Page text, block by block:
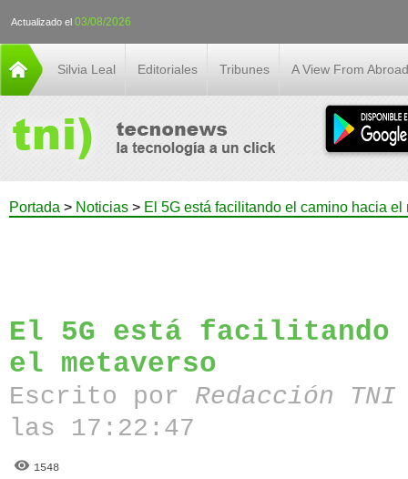
Actualizado el 03/08/2026
Silvia Leal Editoriales Tribunes A View From Abroad
Portada > Noticias > El 5G está facilitando el camino hacia el
El 5G está facilitando
el metaverso
Escrito por Redacción
las 17:22:47
1548